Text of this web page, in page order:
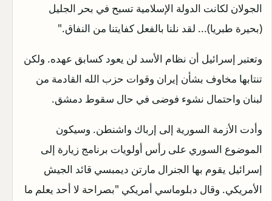
الجولان لكانت الدولة الإسلامية تسبح في بحر الجليل
(بحيرة طبريا)... لقد نلنا بالفعل كفايتنا من النفاق."
وتعتبر إسرائيل أن نظام الأسد لن يعود كسابق عهده. ولكن
تنتابها مخاوف بشأن إيران وقوات حزب الله القادمة من
لبنان واحتمال نشوء فوضى في حال سقوط دمشق.
وأدت الأزمة السورية إلى إرباك واشنطن. وسيكون
الموضوع السوري على رأس أولويات برنامج زيارة إلى
إسرائيل يقوم بها الجنرال مارتن ديمبسي قائد الجيش
الأمريكي. وقال دبلوماسي أمريكي "بصراحة لا أحد يعلم ما